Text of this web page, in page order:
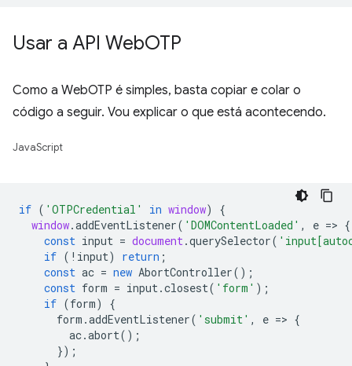
Usar a API WebOTP
Como a WebOTP é simples, basta copiar e colar o
código a seguir. Vou explicar o que está acontecendo.
JavaScript
if ( 'OTPCredential' in window)
{
window.addEventListener( 'DOMContentLoaded' , e => {
const input = document.querySelector(
if ( ! input) return ;
const ac = new AbortController();
const form = input.closest( 'form' );
if (form)
{
form .addEventListener( 'submit' , e => {
ac.abort();
});